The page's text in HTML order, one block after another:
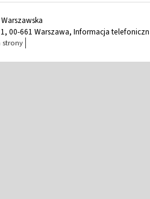
00-661 Warszawa, Informacja
strony